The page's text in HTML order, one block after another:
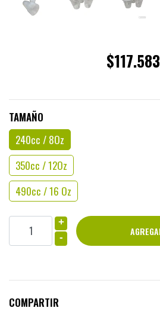
$117.583
TAMAÑO
240cc / 8Oz
350cc / 12Oz
490cc / 16 Oz
+
-
COMPARTIR